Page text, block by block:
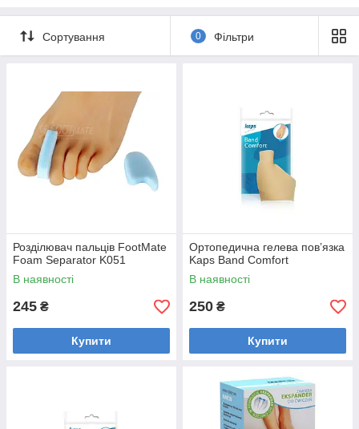
Сортування 0 Фільтри
Розділювач пальців FootMate
Foam Separator K051
В наявності
245 ₴
Купити
Ортопедична гелева пов’язка
Kaps Band Comfort
В наявності
250 ₴
Купити